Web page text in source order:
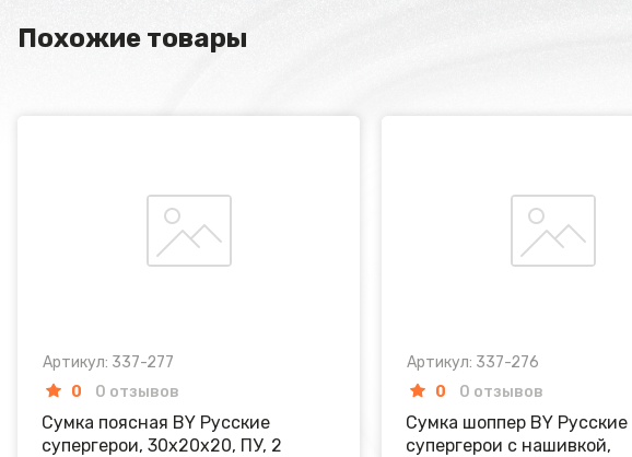
Похожие товары
Артикул: 337-277
0
0 отзывов
Сумка поясная BY Русские
супергерои, 30х20х20, ПУ, 2
Артикул: 337-276
0
0 отзывов
Сумка шоппер BY Русские
супергерои с нашивкой,